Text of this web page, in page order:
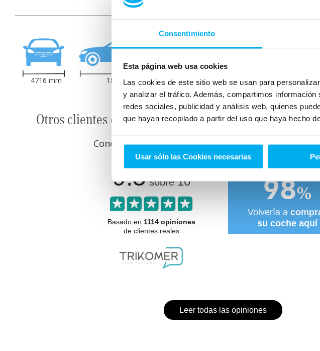
Consentimiento
Esta página web usa cookies
Las cookies de este sitio web se usan para
y analizar el tráfico. Además, compartimos
redes sociales, publicidad y análisis web, quienes
que hayan recopilado a partir del uso que haya hecho
Usar sólo las Cookies necesarias
4716 mm 1890 mm
Peso:
Otros clientes que ya compraron en Auto Classe te
Conoce lo que opinan y cómo nos valoran nuestros
9.5sobre10
Basado en 1114 opiniones
de clientes reales
98%
Volvería a
su coche aquí
Leer todas las opiniones